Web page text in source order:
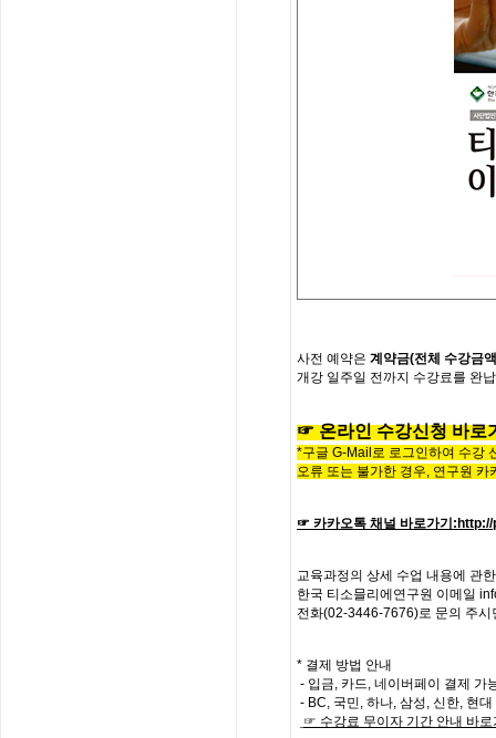
사전 예약은 계약금(전체 수강금
개강 일주일 전까지 수강료를 완
☞온라인수강신청 바로
*구글 G-Mail로 로그인하여 수강
오류 또는 불가한 경우, 연구원 카
☞ 카카오톡 채널 바로가기 :
교육과정의 상세 수업 내용에 관한
한국 티소믈리에 연구원 이메일
전화(02-3446-7676)로 문의 주시
* 결제 방법 안내
- 입금, 카드, 네이버페이 결제 가
- BC, 국민, 하나, 삼성, 신한, 현
☞ 수강료 무이자 기간 안내 바로